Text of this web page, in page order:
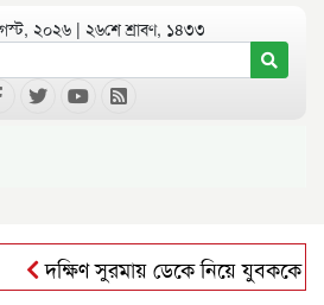
২০২৬ | ২৬শে শ্রাবণ, ১৪৩৩
দক্ষিণ সুরমায় ডেকে নিয়ে যুবককে